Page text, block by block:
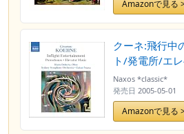
Amazonで見る
クーネ:飛行中
ト/発電所/エ
ック
Naxos *classic*
発売日 2005-05-01
Amazonで見る